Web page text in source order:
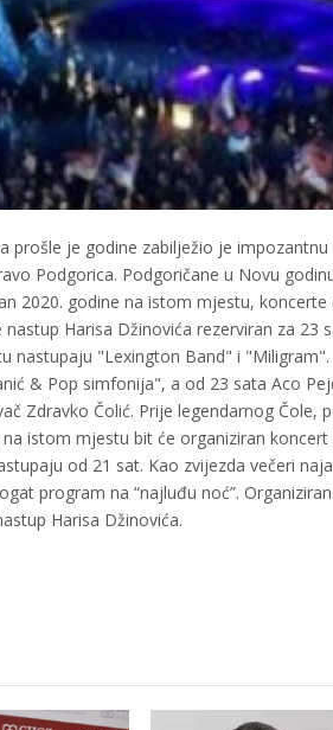
prošle je godine zabilježio je
Podgorica. Podgoričane u Novu
2020. godine na istom mjestu,
Harisa Džinovića rezerviran za 23
nastupaju "Lexington Band" i "Miligram".
& Pop simfonija", a od 23 sata Aco
Zdravko Čolić. Prije legendarnog Čole,
istom mjestu bit će organiziran koncert
od 21 sat. Kao zvijezda večeri
program na “najluđu noć”.
Harisa Džinovića.